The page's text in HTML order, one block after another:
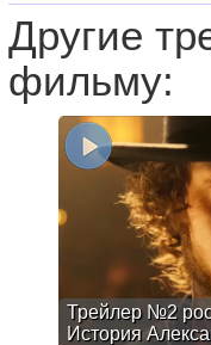
Другие
фильму:
Трейлер №2
История